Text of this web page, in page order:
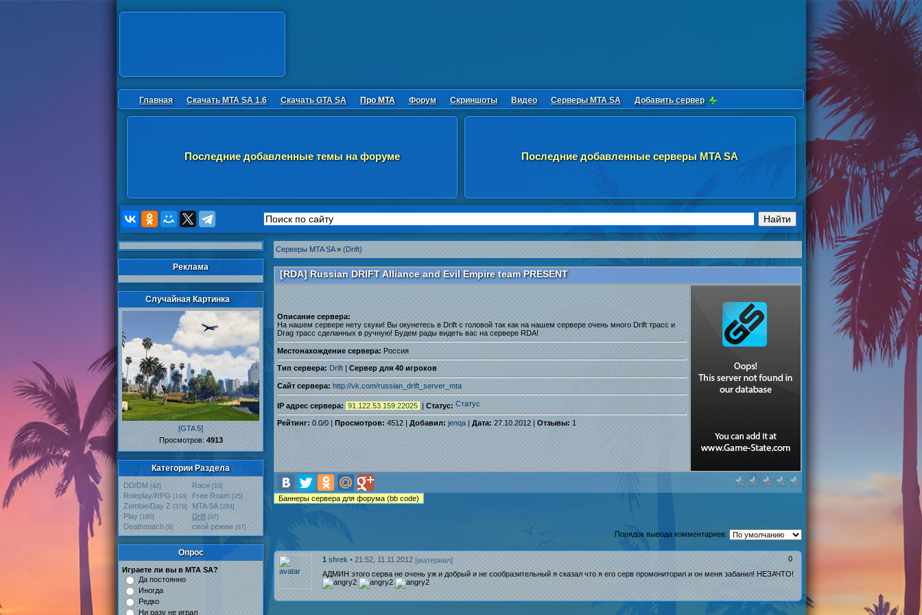
Главная Скачать MTA SA 1.6 Скачать GTA SA Про MTA Форум Скриншоты Видео Серверы MTA SA Добавить сервер
Последние добавленные темы на форуме Последние добавленные серверы MTA SA
Реклама
Случайная Картинка
[GTA 5]
Проcмотров: 4913
Категории Раздела
DD/DM [42] Race [10]
Roleplay/RPG [144] Free Roam [25]
Zombie/Day Z [378] MTA SA [284]
Play [180] Drift [97]
Deathmatch [6] свой режим [87]
Опрос
Играете ли вы в MTA SA?
Да постоянно
Иногда
Редко
Ни разу не играл
Серверы MTA SA» (Drift)
[RDA] Russian DRIFT Alliance and Evil Empire team PRESENT
Описание сервера:
На нашем сервере нету скуки! Вы окунетесь в Drift с головой так как на нашем сервере очень много Drift трасс и
Drag трасс сделанных в ручную! Будем рады видеть вас на сервере RDA!
Местонахождение сервера: Россия
Тип сервера: Drift Сервер для 40 игроков
Сайт сервера: http://vk.com/russian_drift_server_mta
IP адрес сервера: 91.122.53.159:22025 | Статус:
Рейтинг: 0.0/0 Просмотров: 4512 | Добавил: jenqa Дата: 27.10.2012 | Отзывы: 1
Порядок вывода комментариев:
0
1 shrek • 21:52, 11.11.2012 [материал]
АДМИН этого серва не очень уж и добрый и не сообразительный я сказал что я его серв промониторил и он меня забанил! НЕЗАЧТО!